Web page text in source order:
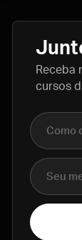
Receba
cursos
Nome
E-mail